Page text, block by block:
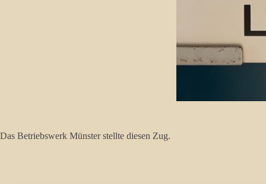
Das Betriebswerk Münster stellte diesen Zug.